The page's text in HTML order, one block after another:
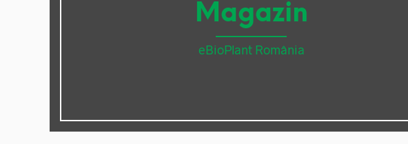
Magazin
eBioPlant România